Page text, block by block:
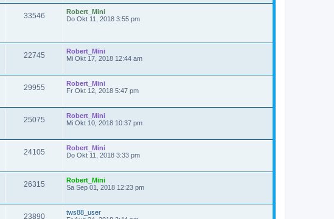
33546
Robert_Mini
Do Okt 11, 2018 3:55 pm
22745
Robert_Mini
Mi Okt 17, 2018 12:44 am
29955
Robert_Mini
Fr Okt 12, 2018 5:47 pm
25075
Robert_Mini
Mi Okt 10, 2018 10:37 pm
24105
Robert_Mini
Do Okt 11, 2018 3:33 pm
26315
Robert_Mini
Sa Sep 01, 2018 12:23 pm
23890
tws88_user